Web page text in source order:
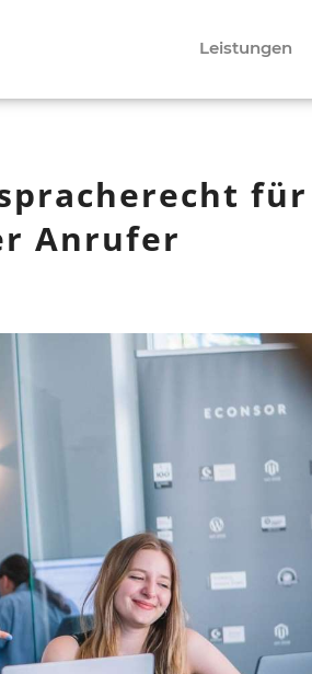
Leistungen
für
Anrufer